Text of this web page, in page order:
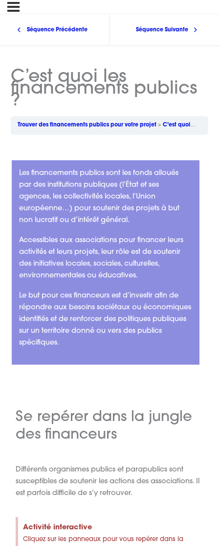
Séquence Précédente Séquence Suivante
C’est quoi les
financements publics
?
Trouver des financements publics pour votre projet C’est quoi les financements publics ?
Les financements publics sont les fonds alloués
par des institutions publiques (l’État et ses
agences, les collectivités locales, l’Union
européenne…) pour soutenir des projets à but
non lucratif ou d’intérêt général.
Accessibles aux associations pour financer leurs
activités et leurs projets, leur rôle est de soutenir
des initiatives locales, sociales, culturelles,
environnementales ou éducatives.
Le but pour ces financeurs est d’investir afin de
répondre aux besoins sociétaux ou économiques
identifiés et de renforcer des politiques publiques
sur un territoire donné ou vers des publics
spécifiques.
Se repérer dans la jungle
des financeurs
Différents organismes publics et parapublics sont
susceptibles de soutenir les actions des associations. Il
est parfois difficile de s’y retrouver.
Activité interactive
Cliquez sur les panneaux pour vous repérer dans la